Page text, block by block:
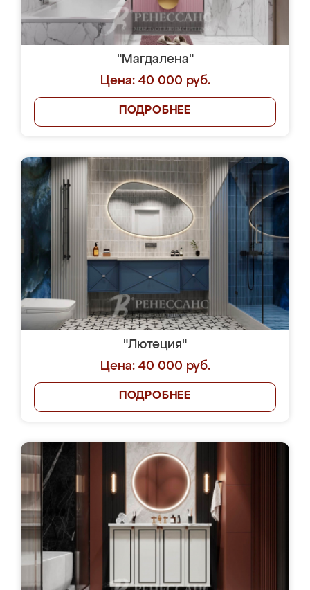
"Магдалена"
Цена: 40 000 руб.
ПОДРОБНЕЕ
"Лютеция"
Цена: 40 000 руб.
ПОДРОБНЕЕ